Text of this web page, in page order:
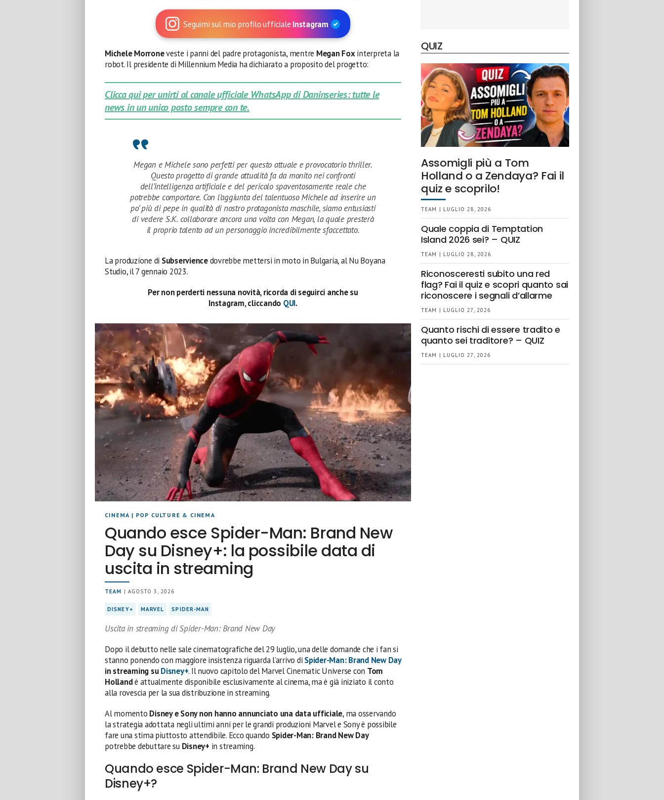
Seguimi sul mio profilo ufficiale Instagram
Michele Morroneveste i panni del padre protagonista, mentre Megan Foxinterpreta la
robot. Il presidente di Millennium Media ha dichiarato a proposito del progetto:
Clicca qui per unirti al canale ufficiale WhatsApp di Daninseries: tutte le
news in un unico posto sempre con te.
Megan e Michele sono perfetti per questo attuale e provocatorio thriller.
Questo progetto di grande attualità fa da monito nei confronti
dell’intelligenza artificiale e del pericolo spaventosamente reale che
potrebbe comportare. Con l’aggiunta del talentuoso Michele ad inserire un
po’ più di pepe in qualità di nostro protagonista maschile, siamo entusiasti
di vedere S.K. collaborare ancora una volta con Megan, la quale presterà
il proprio talento ad un personaggio incredibilmente sfaccettato.
La produzione di Subserviencedovrebbe mettersi in moto in Bulgaria, al Nu Boyana
Studio, il 7 gennaio 2023.
Per non perderti nessuna novità, ricorda di seguirci anche su
Instagram, cliccando QUI.
CINEMA | POP CULTURE & CINEMA
Quando esce Spider-Man: Brand New
Day su Disney+: la possibile data di
uscita in streaming
TEAM | AGOSTO 3, 2026
DISNEY+ MARVEL SPIDER-MAN
Uscita in streaming di Spider-Man: Brand New Day
Dopo il debutto nelle sale cinematografiche del 29 luglio, una delle domande che i fan si
stanno ponendo con maggiore insistenza riguarda l’arrivo di Spider-Man: Brand New Day
in streaming suDisney+. Il nuovo capitolo del Marvel Cinematic Universe con Tom
Hollandè attualmente disponibile esclusivamente al cinema, ma è già iniziato il conto
alla rovescia per la sua distribuzione in streaming.
Al momento Disney e Sony non hanno annunciato una data ufficiale, ma osservando
la strategia adottata negli ultimi anni per le grandi produzioni Marvel e Sony è possibile
fare una stima piuttosto attendibile. Ecco quando Spider-Man: Brand New Day
potrebbe debuttare su Disney+ in streaming.
Quando esce Spider-Man: Brand New Day su
Disney+?
QUIZ
Assomigli più a Tom
Holland o a Zendaya? Fai il
quiz e scoprilo!
TEAM | LUGLIO 28, 2026
Quale coppia di Temptation
Island 2026 sei? – QUIZ
TEAM | LUGLIO 28, 2026
Riconosceresti subito una red
flag? Fai il quiz e scopri quanto sai
riconoscere i segnali d’allarme
TEAM | LUGLIO 27, 2026
Quanto rischi di essere tradito e
quanto sei traditore? – QUIZ
TEAM | LUGLIO 27, 2026